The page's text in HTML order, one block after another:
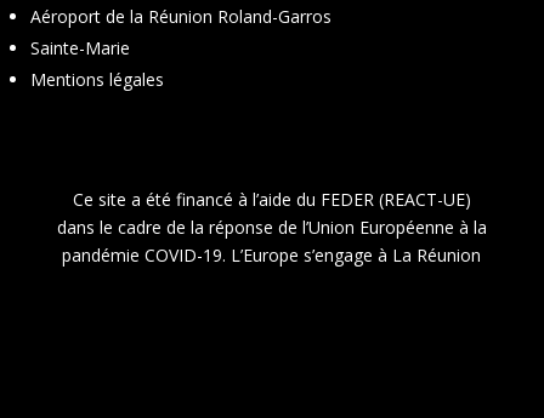
Aéroport de la Réunion Roland-Garros
Sainte-Marie
Mentions légales
Ce site a été financé à l’aide du FEDER (REACT-UE)
dans le cadre de la réponse de l’Union Européenne à la
pandémie COVID-19. L’Europe s’engage à La Réunion